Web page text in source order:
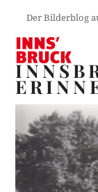
Der Bilderblog